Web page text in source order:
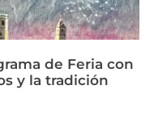
de Feria con
y la tradición